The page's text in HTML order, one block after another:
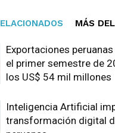
MÁS
Exportaciones
el primer semestre de
los US$ 54 mil millones
Inteligencia Artificial
transformación digital